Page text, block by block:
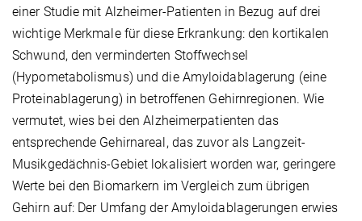
einer Studie mit Alzheimer-Patienten in Bezug auf drei
wichtige Merkmale für diese Erkrankung: den kortikalen
Schwund, den verminderten Stoffwechsel
(Hypometabolismus) und die Amyloidablagerung (eine
Proteinablagerung) in betroffenen Gehirnregionen. Wie
vermutet, wies bei den Alzheimerpatienten das
entsprechende Gehirnareal, das zuvor als Langzeit-
Musikgedächnis-Gebiet lokalisiert worden war, geringere
Werte bei den Biomarkern im Vergleich zum übrigen
Gehirn auf: Der Umfang der Amyloidablagerungen erwies